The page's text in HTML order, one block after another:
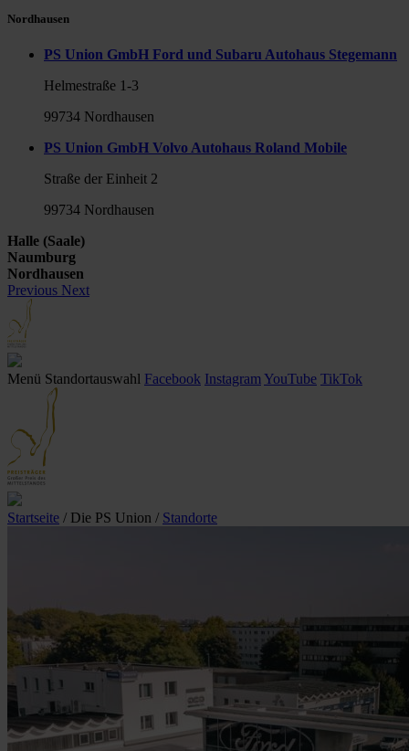
Nordhausen
PS Union GmbH Ford und Subaru Autohaus Stegemann
Helmestraße 1-3
99734 Nordhausen
PS Union GmbH Volvo Autohaus Roland Mobile
Straße der Einheit 2
99734 Nordhausen
Halle (Saale)
Naumburg
Nordhausen
Previous Next
Menü Standortauswahl Facebook Instagram YouTube TikTok
Startseite / Die PS Union / Standorte